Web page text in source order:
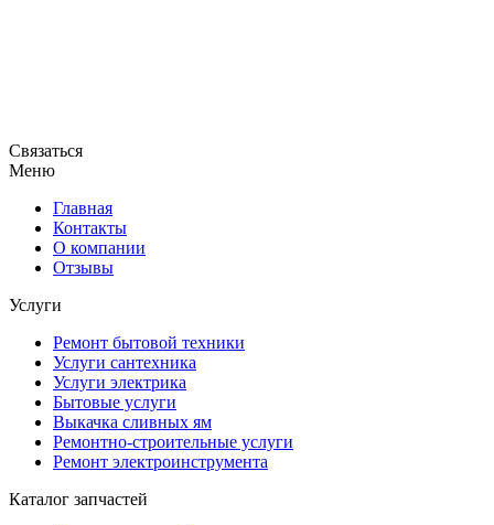
Связаться
Меню
Главная
Контакты
О компании
Отзывы
Услуги
Ремонт бытовой техники
Услуги сантехника
Услуги электрика
Бытовые услуги
Выкачка сливных ям
Ремонтно-строительные услуги
Ремонт электроинструмента
Каталог запчастей